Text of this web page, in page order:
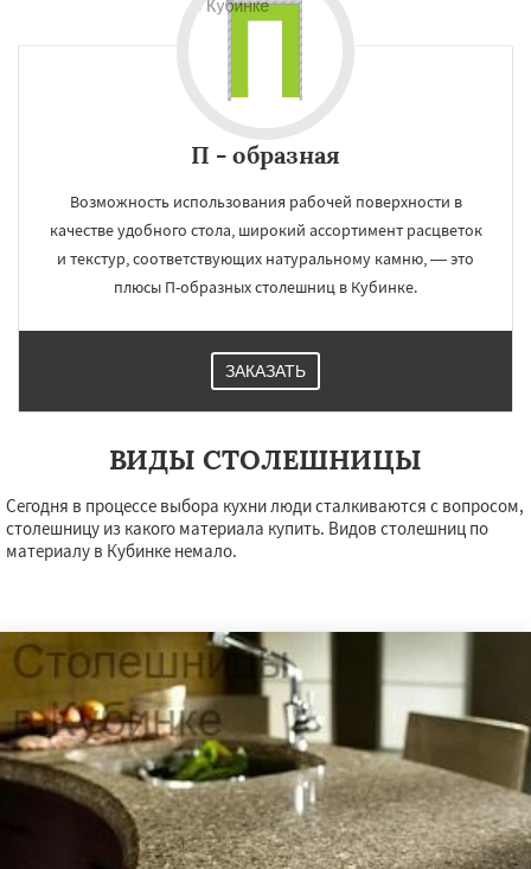
Работаем по
регионам
×
Куровское Ликино-Дулево Лобня
Лосино-Петровский Луховицы
Лыткарино
Люберцы Можайск
Мытищи
Наро-Фоминск Ногинск Одинцово
Орехово-Зуево
П - образная
Возможность использования рабочей поверхности в
качестве удобного стола, широкий ассортимент расцветок
и текстур, соответствующих натуральному камню, — это
плюсы П-образных столешниц в Кубинке.
ЗАКАЗАТЬ
ВИДЫ СТОЛЕШНИЦЫ
Сегодня в процессе выбора кухни люди сталкиваются с вопросом,
столешницу из какого материала купить. Видов столешниц по
материалу в Кубинке немало.
УЗНАТЬ ПОДРОБНЕЕ ×
Даю согласие на обработку персональных данных